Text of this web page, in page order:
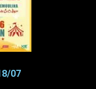
07